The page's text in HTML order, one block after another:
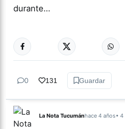
durante…
TUCUMÁN
0 131 Guardar
La Nota Tucumánhace 4 años•